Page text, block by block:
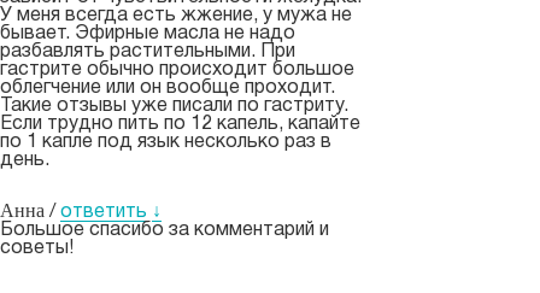
У меня всегда есть жжение, у мужа не
бывает. Эфирные масла не надо
разбавлять растительными. При
гастрите обычно происходит большое
облегчение или он вообще проходит.
Такие отзывы уже писали по гастриту.
Если трудно пить по 12 капель, капайте
по 1 капле под язык несколько раз в
день.
Анна / ответить ↓
Большое спасибо за комментарий и
советы!